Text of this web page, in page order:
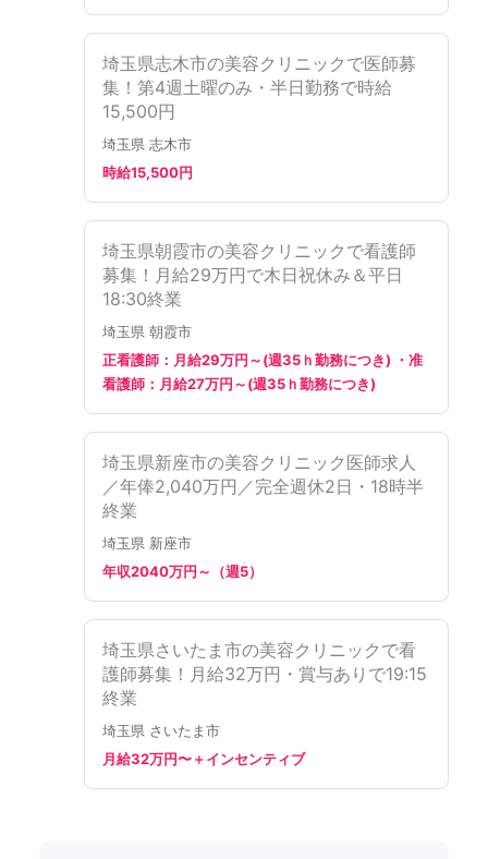
埼玉県志木市の美容クリニックで医師募
集！第4週土曜のみ・半日勤務で時給
15,500円
埼玉県 志木市
時給15,500円
埼玉県朝霞市の美容クリニックで看護師
募集！月給29万円で木日祝休み＆平日
18:30終業
埼玉県 朝霞市
正看護師：月給29万円～(週35ｈ勤務につき) ・准
看護師：月給27万円～(週35ｈ勤務につき)
埼玉県新座市の美容クリニック医師求人
／年俸2,040万円／完全週休2日・18時半
終業
埼玉県 新座市
年収2040万円～（週5）
埼玉県さいたま市の美容クリニックで看
護師募集！月給32万円・賞与ありで19:15
終業
埼玉県 さいたま市
月給32万円〜＋インセンティブ